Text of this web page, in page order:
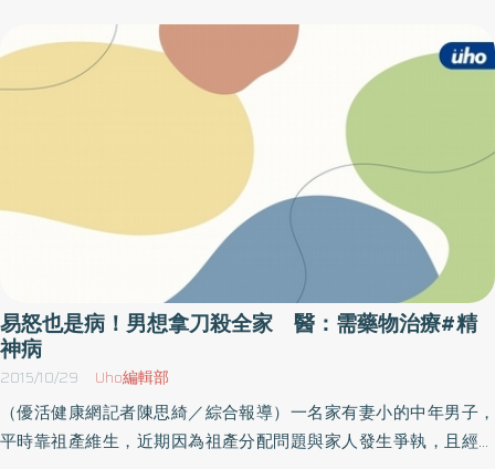
顧資源不少，沈政男醫師表示，對於無法自理生活，而且父母都已
過世的慢性精神病患，可以向縣市政府社會處申請進住精神護理之
家，低收入之重度精神病人可向衛生局申請公費養護床，由國家接
得多話，且愛穿著艷麗及性感的服裝，濃妝艷抹，還常常出門亂花
錢及網路購物，妻子個人開銷每個月多達2-3萬元，每天只睡2小
時，經由丈夫陪伴妻子至精神科門診就醫，妻子在規則服藥後目前
狀況漸趨穩定。季節交替時是精神疾病好發的一個高峰，其中以春
天桃花盛開季節容易出現躁鬱症的症狀，在古時候有所謂「桃花
癲」的說法，躁鬱症屬於情感性疾患之一。研究顯示，超過6成的躁
鬱症病人在發病前三個月內，曾經發生過親人死亡、離婚、感情失
落、失業等重大的生活壓力事件，發病原因則是長期累積的慢性壓
力，如缺少社會或家庭支持等。季節交替之際 好發高峰期從臨床上
觀察，較晚發病的躁鬱症病人大多數以躁期先發作，較早發病的躁
鬱症病人則以鬱期先發作。而躁期症狀，包括：可能好幾天不睡
覺、活動量增加、精力旺盛、多話、易怒、注意力不集中、到處亂
跑、亂花錢，虛妄且不切實際想法等。鬱期症狀常表現在身體上，
初期就醫常被當作內科問題處理，包括：腸胃不適、頭痛、腰酸背
痛、憂鬱的心情、對平常嗜好失去興趣、體重減輕或增加、容易疲
易怒也是病！男想拿刀殺全家 醫：需藥物治療#精
神病
2015/10/29 Uho編輯部
（優活健康網記者陳思綺／綜合報導）一名家有妻小的中年男子，
平時靠祖產維生，近期因為祖產分配問題與家人發生爭執，且經常